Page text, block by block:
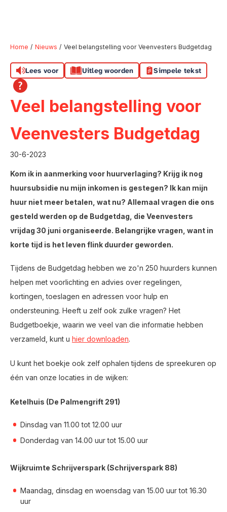
Naar hoofdinhoud
Naar hoofdnavigatiemenu
Naar zoeken
Home Nieuws Veel belangstelling voor Veenvesters Budgetdag
Lees voor Uitleg woorden Simpele tekst
Veel belangstelling voor
Veenvesters Budgetdag
30-6-2023
Kom ik in aanmerking voor huurverlaging? Krijg ik nog
huursubsidie nu mijn inkomen is gestegen? Ik kan mijn
huur niet meer betalen, wat nu? Allemaal vragen die ons
gesteld werden op de Budgetdag, die Veenvesters
vrijdag 30 juni organiseerde. Belangrijke vragen, want in
korte tijd is het leven flink duurder geworden.
Tijdens de Budgetdag hebben we zo'n 250 huurders kunnen
helpen met voorlichting en advies over regelingen,
kortingen, toeslagen en adressen voor hulp en
ondersteuning. Heeft u zelf ook zulke vragen? Het
Budgetboekje, waarin we veel van die informatie hebben
verzameld, kunt u hier downloaden.
U kunt het boekje ook zelf ophalen tijdens de spreekuren op
één van onze locaties in de wijken:
Ketelhuis (De Palmengrift 291)
Dinsdag van 11.00 tot 12.00 uur
Donderdag van 14.00 uur tot 15.00 uur
Wijkruimte Schrijverspark (Schrijverspark 88)
Maandag, dinsdag en woensdag van 15.00 uur tot 16.30
uur